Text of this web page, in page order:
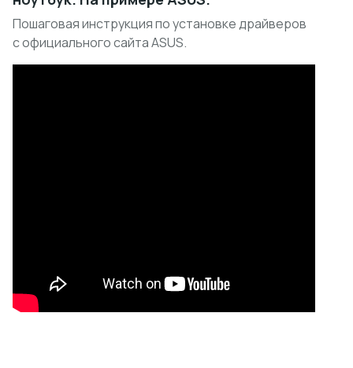
Пошаговая инструкция по установке драйверов
с официального сайта ASUS.